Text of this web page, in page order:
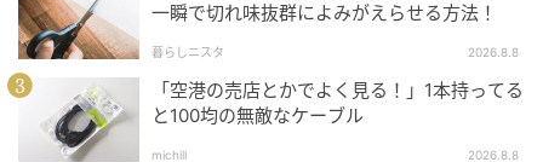
一瞬で切れ味抜群によみがえらせる方法！
暮らしニスタ 2026.8.8
「空港の売店とかでよく見る！」1本持ってる
と100均の無敵なケーブル
michill 2026.8.8